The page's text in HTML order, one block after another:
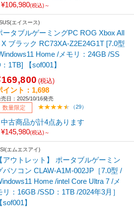
¥106,980(税込)～
エイスース)
ータブルゲーミングPC ROG Xbox All
X ブラック RC73XA-Z2E24G1T [7.0型
Home /メモリ：24GB /SS
1TB] 【sof001】
(税込)
イント：1,698
売日：2025/10/16発売
数量限定 （29）
中古商品が計4点あります
¥145,980(税込)～
エムエスアイ)
【アウトレット】 ポータブルゲーミン
パソコン CLAW-A1M-002JP［7.0型 /
Home /intel Core Ultra 7 /メ
リ：16GB /SSD：1TB /2024年3月］
【sof001】